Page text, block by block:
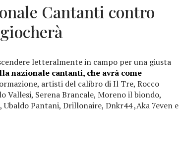
Cantanti contro
letteralmente in campo per una giusta
nazionale cantanti, che avrà come
artisti del calibro di Il Tre, Rocco
Vallesi, Serena Brancale, Moreno il biondo,
Pantani, Drillonaire, Dnkr44 ,Aka 7even e